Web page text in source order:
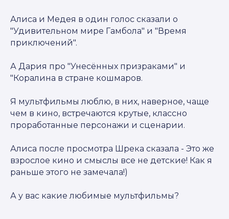
Алиса и Медея в один голос сказали о
"Удивительном мире Гамбола" и "Время
приключений".
А Дария про "Унесённых призраками" и
"Коралина в стране кошмаров.
Я мультфильмы люблю, в них, наверное, чаще
чем в кино, встречаются крутые, классно
проработанные персонажи и сценарии.
Алиса после просмотра Шрека сказала - Это же
взрослое кино и смыслы все не детские! Как я
раньше этого не замечала!)
А у вас какие любимые мультфильмы?